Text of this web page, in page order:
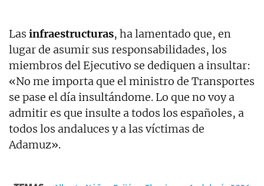
Las infraestructuras, ha lamentado que, en
lugar de asumir sus responsabilidades, los
miembros del Ejecutivo se dediquen a insultar:
«No me importa que el ministro de Transportes
se pase el día insultándome. Lo que no voy a
admitir es que insulte a todos los españoles, a
todos los andaluces y a las víctimas de
Adamuz».